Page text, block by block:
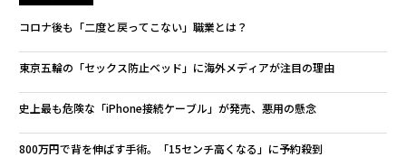
コロナ後も「二度と戻ってこない」職業とは？
東京五輪の「セックス防止ベッド」に海外メディアが注目の理由
史上最も危険な「iPhone接続ケーブル」が発売、悪用の懸念
800万円で背を伸ばす手術。「15センチ高くなる」に予約殺到